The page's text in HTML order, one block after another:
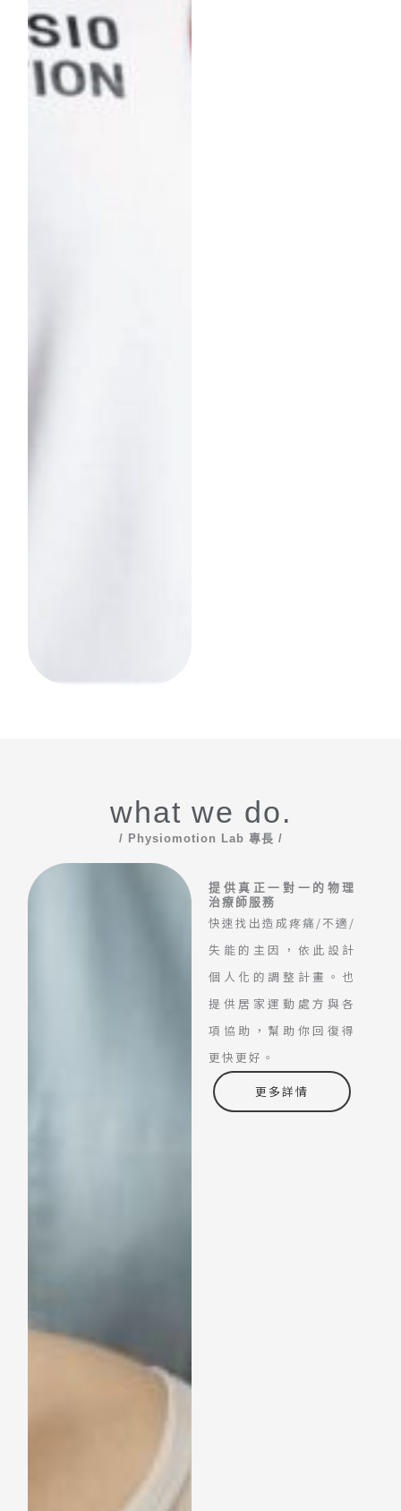
what we do.
/ Physiomotion Lab 專長 /
提供真正一對一的物理
治療師服務
快速找出造成疼痛/不適/
失能的主因，依此設計
個人化的調整計畫。也
提供居家運動處方與各
項協助，幫助你回復得
更快更好。
更多詳情